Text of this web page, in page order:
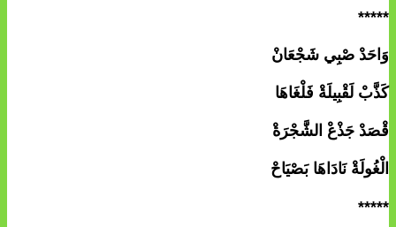
*****
وَاحَدْ صْبِي شَجْعَانْ
كَذَّبْ لَقْبِيلَةْ فَلْغَاهَا
قْصَدْ جَذْعْ الشَّجْرَةْ
الْغُولَةْ نَادَاهَا بَصْيَاحْ
*****